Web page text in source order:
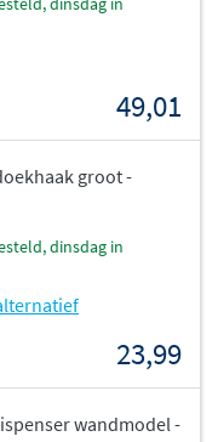
het
coating bij de
keuze voor
49,01
groot -
23,99
wandmodel -